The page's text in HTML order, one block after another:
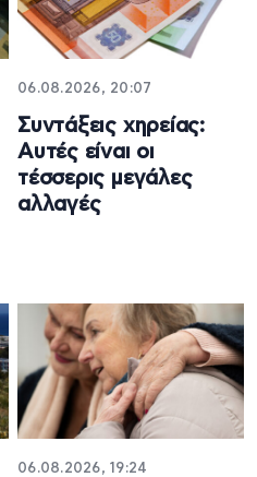
06.08.2026, 20:07
Συντάξεις χηρείας:
Αυτές είναι οι
τέσσερις μεγάλες
αλλαγές
06.08.2026, 19:24